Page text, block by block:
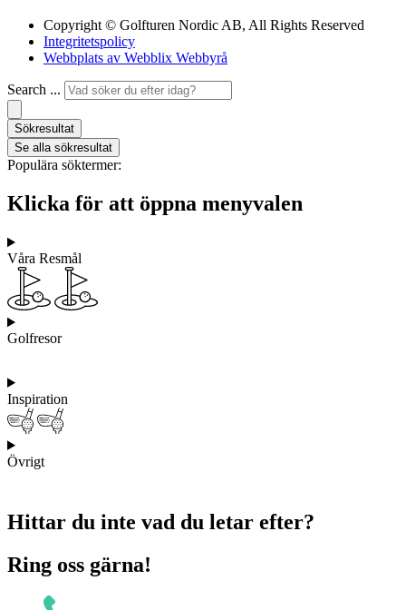
Copyright © Golfturen Nordic AB, All Rights Reserved
Integritetspolicy
Webbplats av Webblix Webbyrå
Search ...
Sökresultat
Se alla sökresultat
Populära söktermer:
Klicka för att öppna menyvalen
Våra Resmål
Golfresor
Inspiration
Övrigt
Hittar du inte vad du letar efter?
Ring oss gärna!